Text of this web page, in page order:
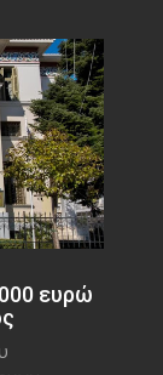
ευρώ